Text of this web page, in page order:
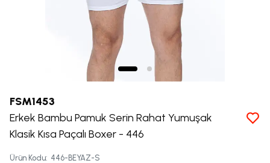
FSM1453
Erkek Bambu Pamuk Serin Rahat Yumuşak
Klasik Kısa Paçalı Boxer - 446
Ürün Kodu: 446-BEYAZ-S